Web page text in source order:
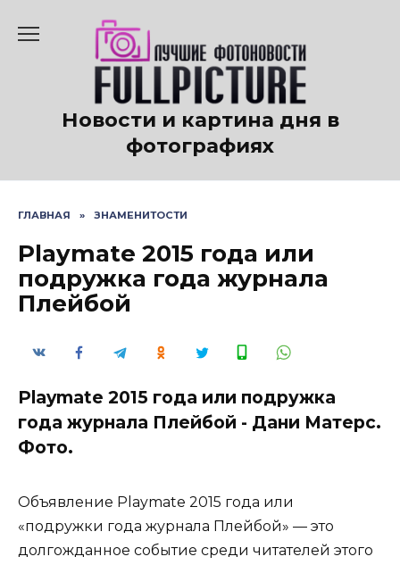
содержанию
Новости и картина дня в
фотографиях
ГЛАВНАЯ » ЗНАМЕНИТОСТИ
Playmate 2015 года или
подружка года журнала
Плейбой
Playmate 2015 года или подружка
года журнала Плейбой - Дани Матерс.
Фото.
Объявление Playmate 2015 года или
«подружки года журнала Плейбой» — это
долгожданное событие среди читателей этого